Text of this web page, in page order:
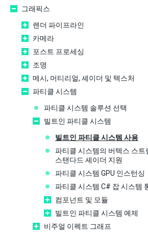
그래픽스
렌더 파이프라인
카메라
포스트 프로세싱
조명
메시, 머티리얼, 셰이더 및 텍스처
파티클 시스템
파티클 시스템 솔루션 선택
빌트인 파티클 시스템
빌트인 파티클 시스템 사용
파티클 시스템의 버텍스 스트
스탠다드 셰이더 지원
파티클 시스템 GPU 인스턴싱
파티클 시스템 C# 잡 시스템
컴포넌트 및 모듈
빌트인 파티클 시스템 예제
비주얼 이펙트 그래프